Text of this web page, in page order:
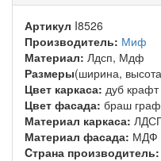
Артикул I8526
Производитель: Миф
Материал: Лдсп, Мдф
Размеры(ширина,
Цвет каркаса: дуб крафт
Цвет фасада: браш
Материал каркаса:
Материал фасада: МДФ
Cтрана производитель: